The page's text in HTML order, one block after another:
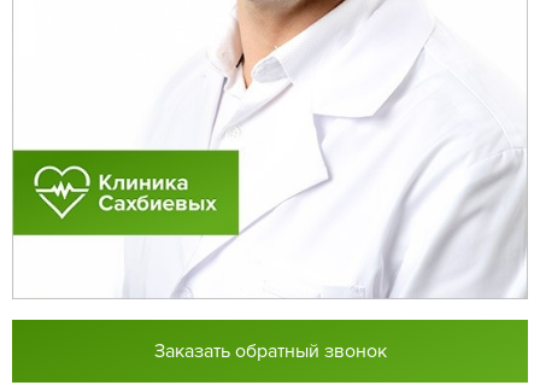
Заказать обратный звонок